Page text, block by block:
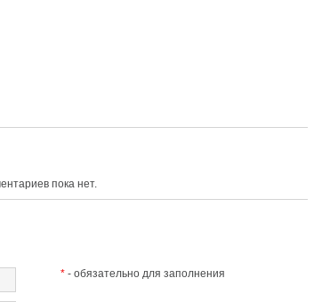
пока нет.
* - обязательно для заполнения